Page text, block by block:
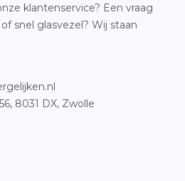
klantenservice? Een vraag
snel glasvezel? Wij staan
8031 DX, Zwolle